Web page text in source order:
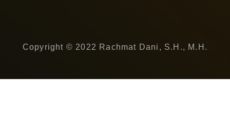
Copyright © 2022 Rachmat Dani, S.H., M.H.